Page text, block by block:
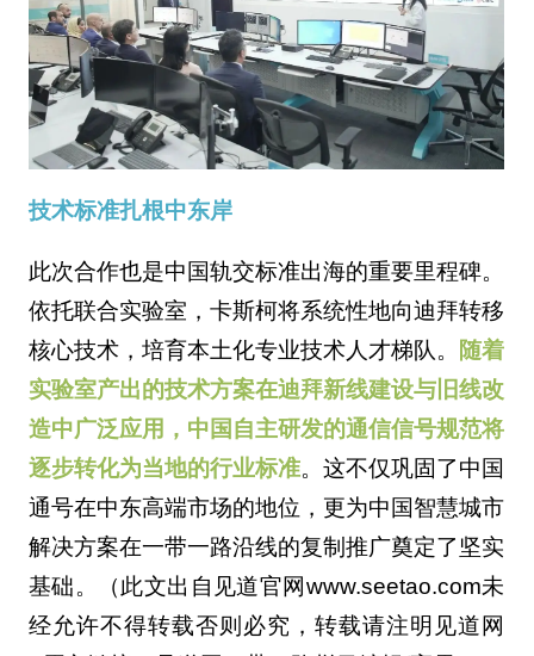
技术标准扎根中东岸
此次合作也是中国轨交标准出海的重要里程碑。
依托联合实验室，卡斯柯将系统性地向迪拜转移
核心技术，培育本土化专业技术人才梯队。
随着
实验室产出的技术方案在迪拜新线建设与旧线改
造中广泛应用，中国自主研发的通信信号规范将
逐步转化为当地的行业标准。这不仅巩固了中国
通号在中东高端市场的地位，更为中国智慧城市
解决方案在一带一路沿线的复制推广奠定了坚实
基础。（此文出自见道官网www.seetao.com未
经允许不得转载否则必究，转载请注明见道网